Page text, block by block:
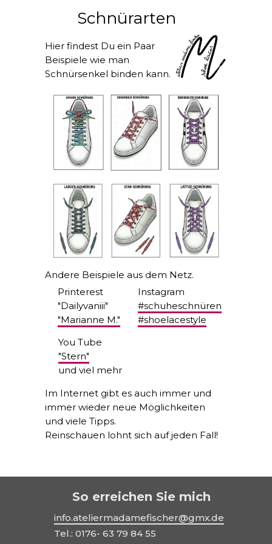
Schnürarten
Hier findest Du ein Paar
Beispiele wie man
Schnürsenkel binden kann.
Andere Beispiele aus dem Netz.
Printerest
"Dailyvaniii"
"Marianne M."
Instagram
#schuheschnüren
#shoelacestyle
Im Internet gibt es auch immer und
immer wieder neue Möglichkeiten
und viele Tipps.
Reinschauen lohnt sich auf jeden Fall!
You Tube
"Stern"
und viel mehr
So erreichen Sie mich
info.ateliermadamefischer@gmx.de
Tel.: 0176- 63 79 84 55